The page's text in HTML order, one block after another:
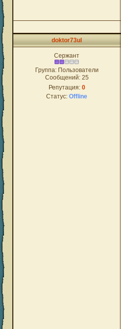
doktor73ul
Сержант
Группа: Пользователи
Сообщений: 25
Репутация: 0
Статус: Offline